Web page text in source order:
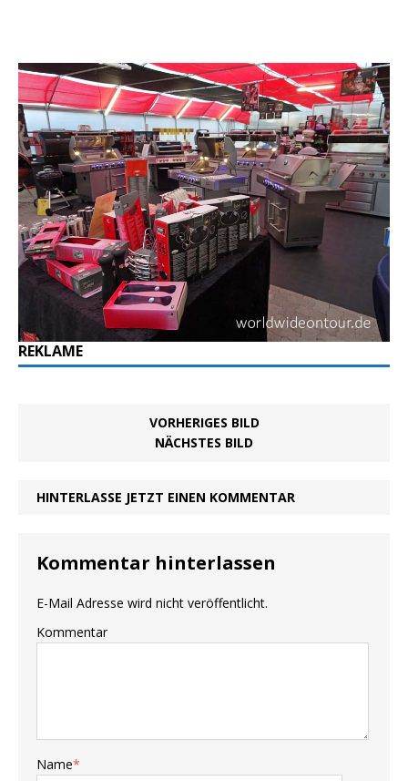
REKLAME
VORHERIGES BILD
NÄCHSTES BILD
HINTERLASSE JETZT EINEN KOMMENTAR
Kommentar hinterlassen
E-Mail Adresse wird nicht veröffentlicht.
Kommentar
Name*